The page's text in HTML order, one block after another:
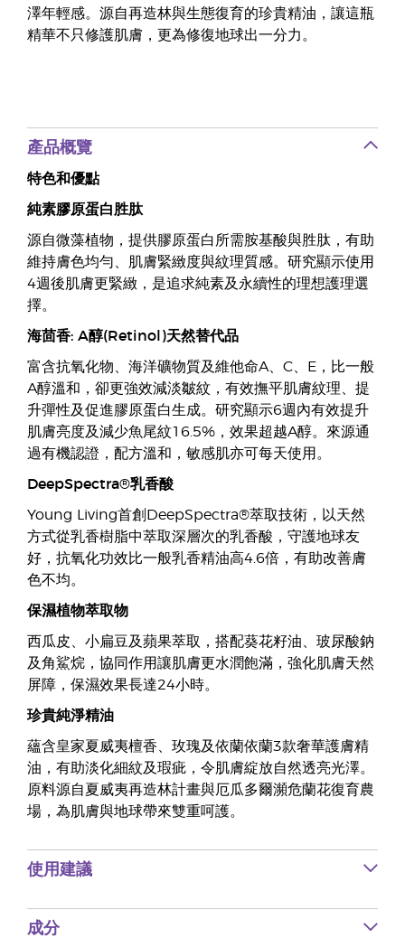
澤年輕感。源自再造林與生態復育的珍貴精油，讓這瓶
精華不只修護肌膚，更為修復地球出一分力。
產品概覽
特色和優點
純素膠原蛋白胜肽
源自微藻植物，提供膠原蛋白所需胺基酸與胜肽，有助
維持膚色均勻、肌膚緊緻度與紋理質感。研究顯示使用
4週後肌膚更緊緻，是追求純素及永續性的理想護理選
擇。
海茴香: A醇(Retinol)天然替代品
富含抗氧化物、海洋礦物質及維他命A、C、E，比一般
A醇溫和，卻更強效減淡皺紋，有效撫平肌膚紋理、提
升彈性及促進膠原蛋白生成。研究顯示6週內有效提升
肌膚亮度及減少魚尾紋16.5%，效果超越A醇。來源通
過有機認證，配方溫和，敏感肌亦可每天使用。
DeepSpectra®乳香酸
Young Living首創DeepSpectra®萃取技術，以天然
方式從乳香樹脂中萃取深層次的乳香酸，守護地球友
好，抗氧化功效比一般乳香精油高4.6倍，有助改善膚
色不均。
保濕植物萃取物
西瓜皮、小扁豆及蘋果萃取，搭配葵花籽油、玻尿酸鈉
及角鯊烷，協同作用讓肌膚更水潤飽滿，強化肌膚天然
屏障，保濕效果長達24小時。
珍貴純淨精油
蘊含皇家夏威夷檀香、玫瑰及依蘭依蘭3款奢華護膚精
油，有助淡化細紋及瑕疵，令肌膚綻放自然透亮光澤。
原料源自夏威夷再造林計畫與厄瓜多爾瀕危蘭花復育農
場，為肌膚與地球帶來雙重呵護。
使用建議
成分